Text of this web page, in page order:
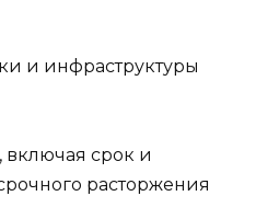
и инфраструктуры
срок и
расторжения